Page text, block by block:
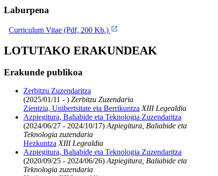
Laburpena
Curriculum Vitae (Pdf, 200 Kb.)
LOTUTAKO ERAKUNDEAK
Erakunde publikoa
Zerbitzu Zuzendaritza
(2025/01/11 - ) Zerbitzu Zuzendaria
Zientzia, Unibertsitate eta Berrikuntza XIII Legealdia
Azpiegitura, Baliabide eta Teknologia Zuzendaritza
(2024/06/27 - 2024/10/17) Azpiegitura, Baliabide eta
Teknologia zuzendaria
Hezkuntza XIII Legealdia
Azpiegitura, Baliabide eta Teknologia Zuzendaritza
(2020/09/25 - 2024/06/26) Azpiegitura, Baliabide eta
Teknologia zuzendaria